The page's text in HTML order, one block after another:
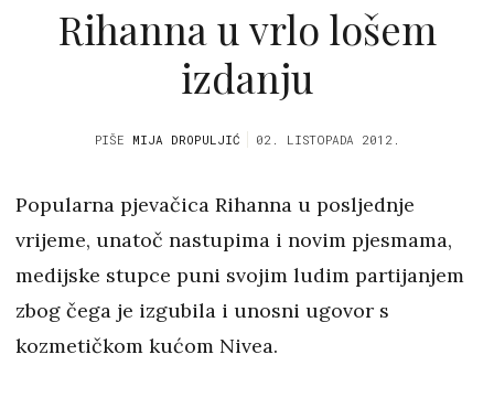
Rihanna u vrlo lošem
izdanju
PIŠE MIJA DROPULJIĆ 02. LISTOPADA 2012.
Popularna pjevačica Rihanna u posljednje
vrijeme, unatoč nastupima i novim pjesmama,
medijske stupce puni svojim ludim partijanjem
zbog čega je izgubila i unosni ugovor s
kozmetičkom kućom Nivea.